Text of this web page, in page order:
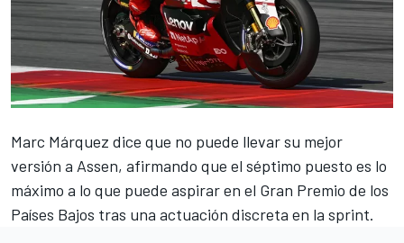
Marc Márquez dice que no puede llevar su mejor
versión a Assen, afirmando que el séptimo puesto es lo
máximo a lo que puede aspirar en el Gran Premio de los
Países Bajos tras una actuación discreta en la sprint.